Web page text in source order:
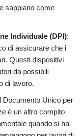
sappiano come
Individuale (DPI):
di assicurare che i
Questi dispositivi
da possibili
di lavoro.
Documento Unico per
è un altro compito
quando si ha